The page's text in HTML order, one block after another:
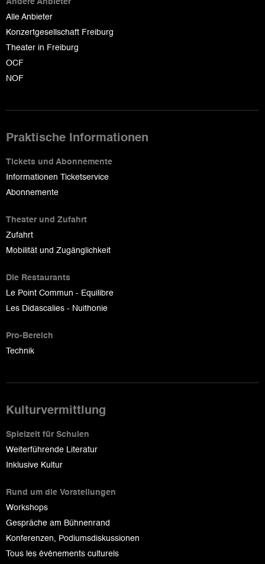
Alle Anbieter
Konzertgesellschaft Freiburg
Theater in Freiburg
OCF
NOF
Praktische Informationen
Tickets und Abonnemente
Informationen Ticketservice
Abonnemente
Theater und Zufahrt
Zufahrt
Mobilität und Zugänglichkeit
Die Restaurants
Le Point Commun - Equilibre
Les Didascalies - Nuithonie
Pro-Bereich
Technik
Kulturvermittlung
Spielzeit für Schulen
Weiterführende Literatur
Inklusive Kultur
Rund um die Vorstellungen
Workshops
Gespräche am Bühnenrand
Konferenzen, Podiumsdiskussionen
Tous les événements culturels